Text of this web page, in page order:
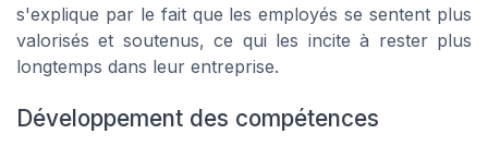
s'explique par le fait que les employés se sentent plus
valorisés et soutenus, ce qui les incite à rester plus
longtemps dans leur entreprise.
Développement des compétences